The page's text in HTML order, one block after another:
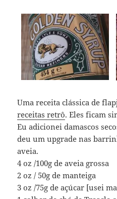
Uma receita clássica de
receitas retrô. Eles ficam
Eu adicionei damascos
deu um upgrade nas
aveia.
4 oz /100g de aveia grossa
2 oz / 50g de manteiga
3 oz /75g de açúcar [usei